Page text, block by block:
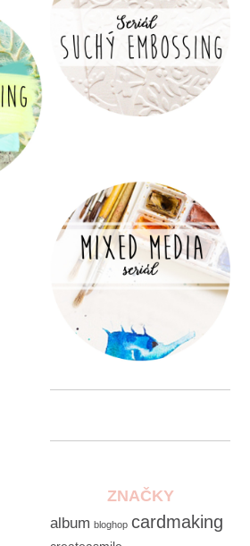
ZNAČKY
album bloghop cardmaking